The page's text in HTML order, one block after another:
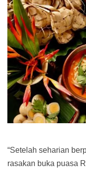
“Setelah seharian
rasakan buka puasa